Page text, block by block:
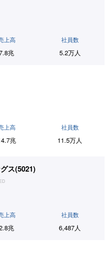
上高
兆
社員数
5.2万人
上高
兆
社員数
11.5万人
ス(5021)
上高
兆
社員数
6,487人